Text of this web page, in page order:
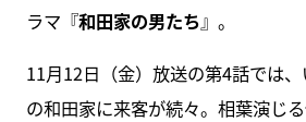
ラマ『和田家の男たち』。
11月12日（金）放送の第4話では
の和田家に来客が続々。相葉演じ